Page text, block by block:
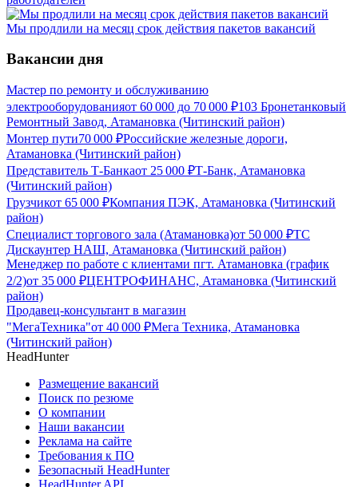
Мы продлили на месяц срок действия пакетов вакансий
Вакансии дня
Мастер по ремонту и обслуживанию
электрооборудованияот 60 000 до 70 000 ₽103 Бронетанковый
Ремонтный Завод, Атамановка (Читинский район)
Монтер пути70 000 ₽Российские железные дороги,
Атамановка (Читинский район)
Представитель Т-Банкаот 25 000 ₽Т-Банк, Атамановка
(Читинский район)
Грузчикот 65 000 ₽Компания ПЭК, Атамановка (Читинский
район)
Специалист торгового зала (Атамановка)от 50 000 ₽ТС
Дискаунтер НАШ, Атамановка (Читинский район)
Менеджер по работе с клиентами пгт. Атамановка (график
2/2)от 35 000 ₽ЦЕНТРОФИНАНС, Атамановка (Читинский
район)
Продавец-консультант в магазин
"МегаТехника"от 40 000 ₽Мега Техника, Атамановка
(Читинский район)
HeadHunter
Размещение вакансий
Поиск по резюме
О компании
Наши вакансии
Реклама на сайте
Требования к ПО
Безопасный HeadHunter